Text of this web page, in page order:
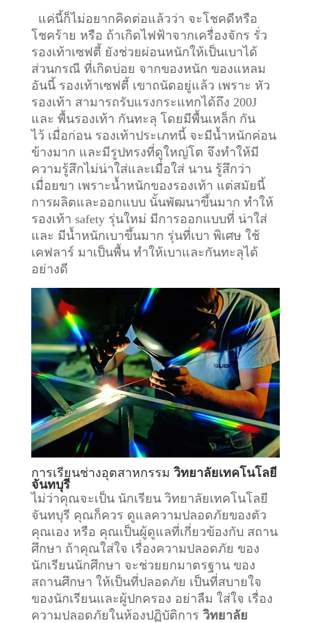
แค่นี้ก็ไม่อยากคิดต่อแล้วว่า จะโชคดีหรือ
โชคร้าย หรือ ถ้าเกิดไฟฟ้าจากเครื่องจักร รั่ว
รองเท้าเซฟตี้ ยังช่วยผ่อนหนักให้เป็นเบาได้
ส่วนกรณี ที่เกิดบ่อย จากของหนัก ของแหลม
อันนี้ รองเท้าเซฟตี้ เขาถนัดอยู่แล้ว เพราะ หัว
รองเท้า สามารถรับแรงกระแทกได้ถึง 200J
และ พื้นรองเท้า กันทะลุ โดยมีพื้นเหล็ก กัน
ไว้ เมื่อก่อน รองเท้าประเภทนี้ จะมีน้ำหนักค่อน
ข้างมาก และมีรูปทรงที่ดูใหญ่โต จึงทำให้มี
ความรู้สึกไม่น่าใส่และเมื่อใส่ นาน รู้สึกว่า
เมื่อยขา เพราะน้ำหนักของรองเท้า แต่สมัยนี้
การผลิตและออกแบบ นั้นพัฒนาขึ้นมาก ทำให้
รองเท้า safety รุ่นใหม่ มีการออกแบบที่ น่าใส่
และ มีน้ำหนักเบาขึ้นมาก รุ่นที่เบา พิเศษ ใช้
เคฟลาร์ มาเป็นพื้น ทำให้เบาและกันทะลุได้
อย่างดี
การเรียนช่างอุตสาหกรรม วิทยาลัยเทคโนโลยี
จันทบุรี
ไม่ว่าคุณจะเป็น นักเรียน วิทยาลัยเทคโนโลยี
จันทบุรี คุณก็ควร ดูแลความปลอดภัยของตัว
คุณเอง หรือ คุณเป็นผู้ดูแลที่เกี่ยวข้องกับ สถาน
ศึกษา ถ้าคุณใส่ใจ เรื่องความปลอดภัย ของ
นักเรียนนักศึกษา จะช่วยยกมาตรฐาน ของ
สถานศึกษา ให้เป็นที่ปลอดภัย เป็นที่สบายใจ
ของนักเรียนและผู้ปกครอง อย่าลืม ใส่ใจ เรื่อง
ความปลอดภัยในห้องปฏิบัติการ วิทยาลัย